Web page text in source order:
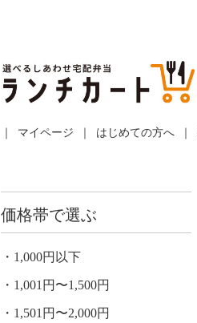
マイページ はじめての方へ
価格帯で選ぶ
1,000円以下
1,001円〜1,500円
1,501円〜2,000円